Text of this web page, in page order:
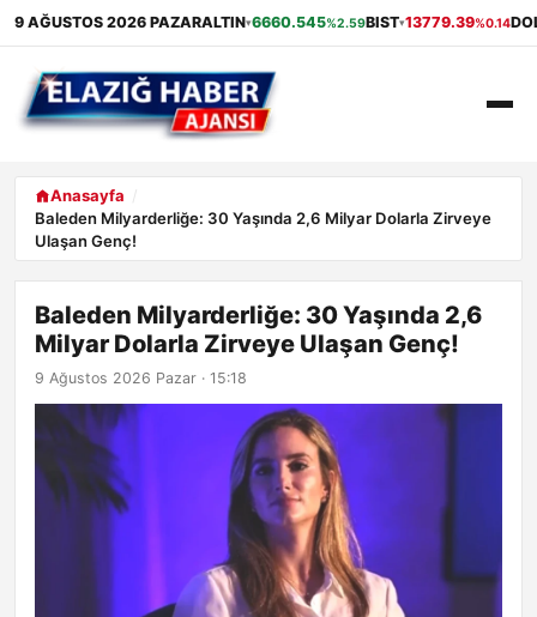
9 AĞUSTOS 2026 PAZARALTIN▾6660.545%2.59BIST▾13779.39%0.14
ANASAYFA
GÜNDEM
SAĞLIK
ALIŞVERIŞ
Anasayfa
Baleden Milyarderliğe: 30 Yaşında 2,6 Milyar Dolarla Zirveye
Ulaşan Genç!
Baleden Milyarderliğe: 30 Yaşında 2,6
Milyar Dolarla Zirveye Ulaşan Genç!
9 Ağustos 2026 Pazar · 15:18